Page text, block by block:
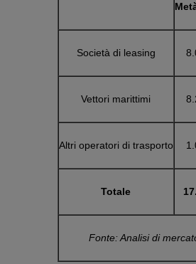
Società di leasing
Vettori marittimi
Altri operatori di trasporto
Totale
Fonte: Analisi di